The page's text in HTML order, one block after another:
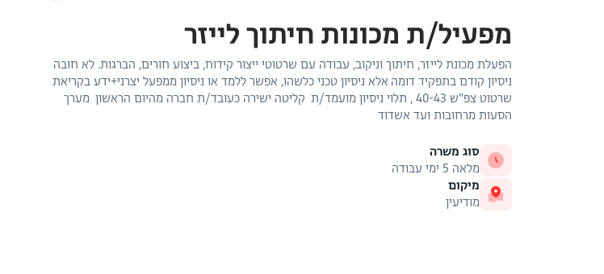
מפעיל/ת מכונות חיתוך לייזר
הפעלת מכונת לייזר, חיתוך וניקוב, עבודה עם שרטוטי ייצור קידוח, ביצוע חורים, הברגות. לא חובה
ניסיון קודם בתפקיד דומה אלא ניסיון טכני כלשהו, אפשר ללמד או ניסיון ממפעל יצרני+ידע בקריאת
שרטוט צפ"ש 40-43 , תלוי ניסיון מועמד/ת קליטה ישירה כעובד/ת חברה מהיום הראשון מערך
הסעות מרחובות ועד אשדוד
סוג משרה
מלאה 5 ימי עבודה
מיקום
מודיעין